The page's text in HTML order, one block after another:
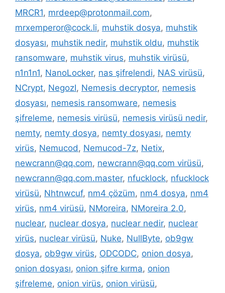
MRCR1, mrdeep@protonmail.com,
mrxemperor@cock.li, muhstik dosya, muhstik
dosyası, muhstik nedir, muhstik oldu, muhstik
ransomware, muhstik virus, muhstik virüsü,
n1n1n1, NanoLocker, nas şifrelendi, NAS virüsü,
NCrypt, NegozI, Nemesis decryptor, nemesis
dosyası, nemesis ransomware, nemesis
şifreleme, nemesis virüsü, nemesis virüsü nedir,
nemty, nemty dosya, nemty dosyası, nemty
virüs, Nemucod, Nemucod-7z, Netix,
newcrann@qq.com, newcrann@qq.com virüsü,
newcrann@qq.com.master, nfucklock, nfucklock
virüsü, Nhtnwcuf, nm4 çözüm, nm4 dosya, nm4
virüs, nm4 virüsü, NMoreira, NMoreira 2.0,
nuclear, nuclear dosya, nuclear nedir, nuclear
virüs, nuclear virüsü, Nuke, NullByte, ob9gw
dosya, ob9gw virüs, ODCODC, onion dosya,
onion dosyası, onion şifre kırma, onion
şifreleme, onion virüs, onion virüsü,